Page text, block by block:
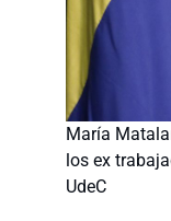
María
los ex
UdeC